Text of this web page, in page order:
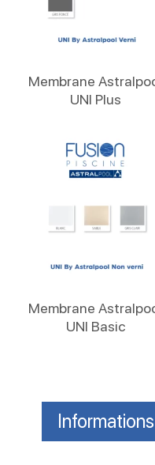
Membrane
UNI Plus
Membrane
UNI Basic